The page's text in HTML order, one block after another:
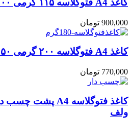
کاغذ A4 فتوگلاسه ۱۱۵ گرمی ۱۰۰ برگی برند ولف
900,000 تومان
کاغذ A4 فتوگلاسه ۲۰۰ گرمی ۵۰ برگی
770,000 تومان
ولف